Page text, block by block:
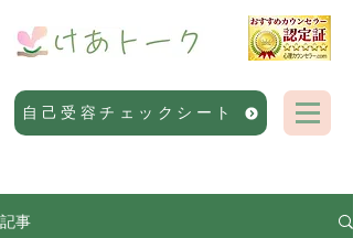
自己受容チェックシート
記事